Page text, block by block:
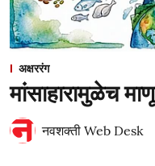
अक्षररंग
मांसाहारामुळेच
नवशक्ती Web Desk